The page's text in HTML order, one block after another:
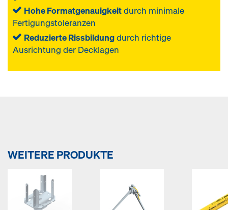
Hohe Formatgenauigkeitdurch minimale
Fertigungstoleranzen
Reduzierte Rissbildungdurch richtige
Ausrichtung der Decklagen
WEITERE PRODUKTE